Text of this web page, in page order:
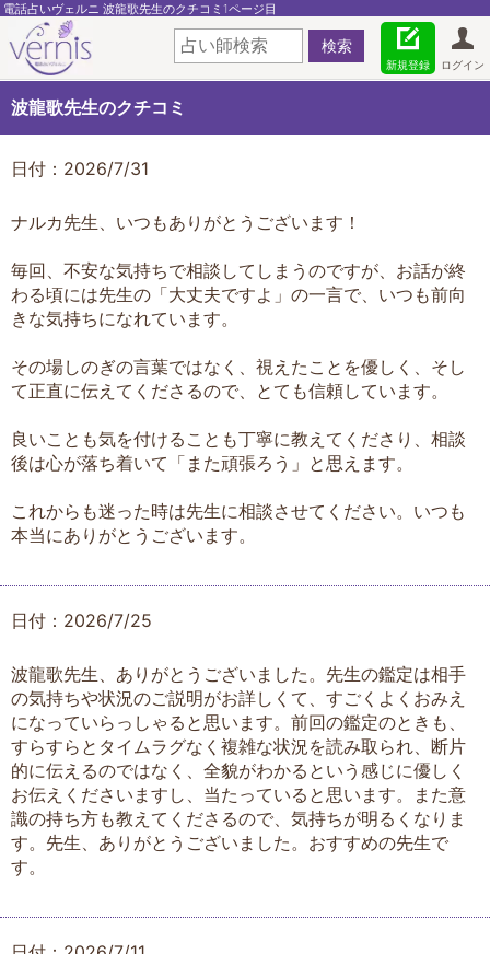
電話占いヴェルニ 波龍歌先生のクチコミ1ページ目
ログイン
新規登録
波龍歌先生のクチコミ
日付：2026/7/31
ナルカ先生、いつもありがとうございます！
毎回、不安な気持ちで相談してしまうのですが、お話が終
わる頃には先生の「大丈夫ですよ」の一言で、いつも前向
きな気持ちになれています。
その場しのぎの言葉ではなく、視えたことを優しく、そし
て正直に伝えてくださるので、とても信頼しています。
良いことも気を付けることも丁寧に教えてくださり、相談
後は心が落ち着いて「また頑張ろう」と思えます。
これからも迷った時は先生に相談させてください。いつも
本当にありがとうございます。
日付：2026/7/25
波龍歌先生、ありがとうございました。先生の鑑定は相手
の気持ちや状況のご説明がお詳しくて、すごくよくおみえ
になっていらっしゃると思います。前回の鑑定のときも、
すらすらとタイムラグなく複雑な状況を読み取られ、断片
的に伝えるのではなく、全貌がわかるという感じに優しく
お伝えくださいますし、当たっていると思います。また意
識の持ち方も教えてくださるので、気持ちが明るくなりま
す。先生、ありがとうございました。おすすめの先生で
す。